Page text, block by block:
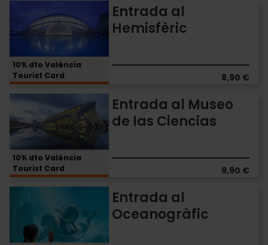
valenciana
10% dto València
Tourist Card
Entrada al
Hemisfèric
8,90 €
Hemisfèric
10% dto València
Tourist Card
Entrada al Museo
de las Ciencias
9,90 €
Entrada
Museo
de
las
Ciencias
Entrada al
Oceanogràfic
Oceanogràfic